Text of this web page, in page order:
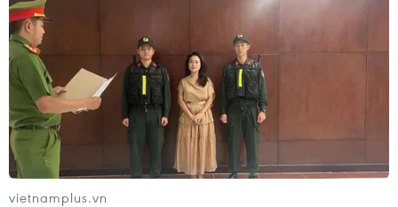
vietnamplus.vn